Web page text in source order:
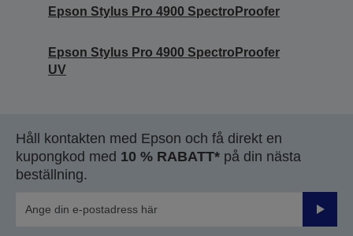
Epson Stylus Pro 4900 SpectroProofer
Epson Stylus Pro 4900 SpectroProofer
UV
Håll kontakten med Epson och få direkt en
kupongkod med 10 % RABATT* på din nästa
beställning.
Skicka